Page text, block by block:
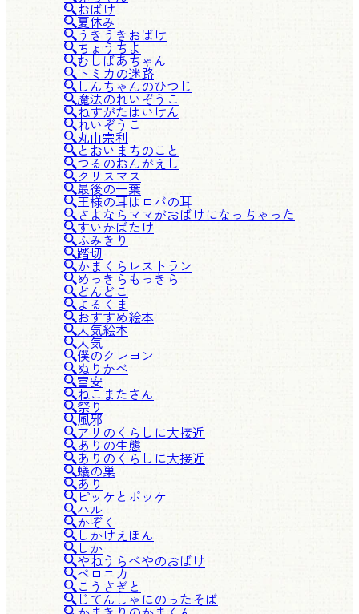
おばけ
夏休み
うきうきおばけ
ちょうちよ
むしばあちゃん
トミカの迷路
しんちゃんのひつじ
魔法のれいぞうこ
ねすがたはいけん
れいぞうこ
丸山宗利
とおいまちのこと
つるのおんがえし
クリスマス
最後の一葉
王様の耳はロバの耳
さよならママがおばけになっちゃった
すいかばたけ
ふみきり
踏切
かまくらレストラン
めっきらもっきら
どんどこ
よるくま
おすすめ絵本
人気絵本
人気
僕のクレヨン
ぬりかべ
富安
ねこまたさん
祭り
風邪
アリのくらしに大接近
ありの生態
ありのくらしに大接近
蟻の巣
あり
ピッケとポッケ
ハル
かぞく
しかけえほん
しか
やねうらべやのおばけ
ベロニカ
こうさぎと
じてんしゃにのったそば